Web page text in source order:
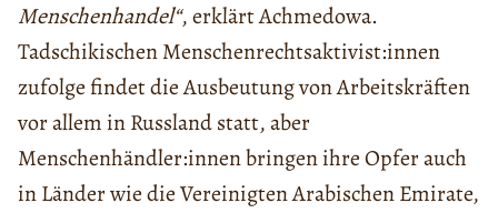
Menschenhandel“, erklärt Achmedowa.
Tadschikischen Menschenrechtsaktivist:innen
zufolge findet die Ausbeutung von Arbeitskräften
vor allem in Russland statt, aber
Menschenhändler:innen bringen ihre Opfer auch
in Länder wie die Vereinigten Arabischen Emirate,